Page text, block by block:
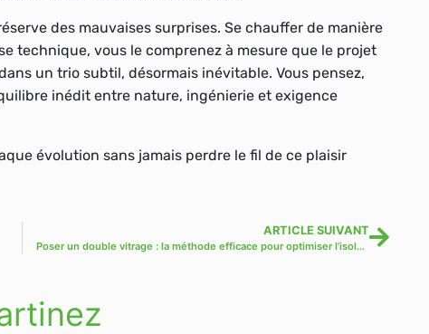
des mauvaises surprises. Se chauffer de manière
technique, vous le comprenez à mesure que le projet
un trio subtil, désormais inévitable. Vous pensez,
inédit entre nature, ingénierie et exigence
évolution sans jamais perdre le fil de ce plaisir
ARTICLE SUIVANT
Poser un double vitrage : la méthode efficace pour optimiser l’isolation